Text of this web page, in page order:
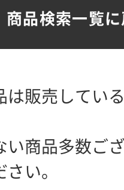
商品検索一覧
は販売してい
い商品多数ご
い。